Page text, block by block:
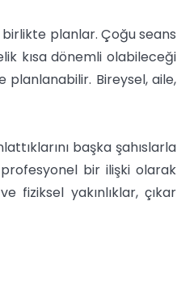
planlar. Çoğu seans
kısa dönemli olabileceği
planlanabilir. Bireysel, aile,
başka şahıslarla
bir ilişki olarak
fiziksel yakınlıklar, çıkar